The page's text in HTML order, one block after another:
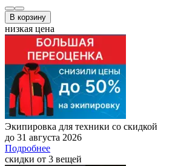
В корзину
низкая цена
Экипировка для техники со скидкой
до 31 августа 2026
Подробнее
скидки от 3 вещей